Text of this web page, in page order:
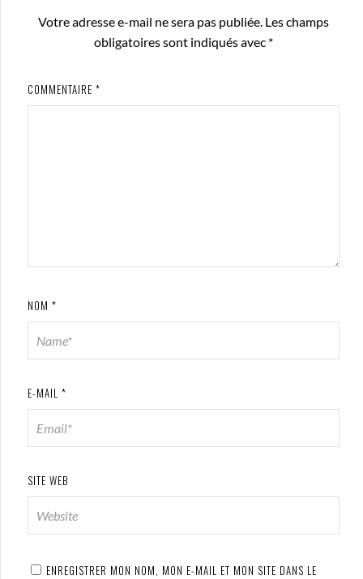
Votre adresse e-mail ne sera pas publiée. Les champs
obligatoires sont indiqués avec *
COMMENTAIRE *
NOM *
E-MAIL *
SITE WEB
ENREGISTRER MON NOM, MON E-MAIL ET MON SITE DANS LE